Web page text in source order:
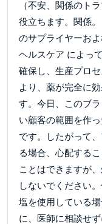
（不安、関係のト
役立ちます。関係
のサプライヤーお
ヘルスケア によっ
確保し、生産プロ
より、薬が完全に
す。今日、このブ
い顧客の範囲を作
です。したがって、
る場合、心配する
ことはできますが
しないでください
塩を使用している
に、医師に相談せ